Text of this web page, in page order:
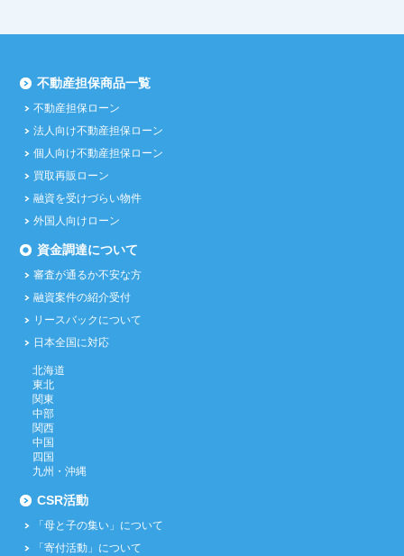
不動産担保商品一覧
不動産担保ローン
法人向け不動産担保ローン
個人向け不動産担保ローン
買取再販ローン
融資を受けづらい物件
外国人向けローン
資金調達について
審査が通るか不安な方
融資案件の紹介受付
リースバックについて
日本全国に対応
北海道
東北
関東
中部
関西
中国
四国
九州・沖縄
CSR活動
「母と子の集い」について
「寄付活動」について